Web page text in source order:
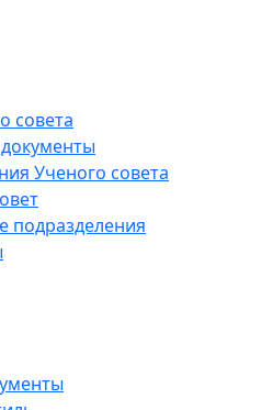
совета
Ученого совета
подразделения